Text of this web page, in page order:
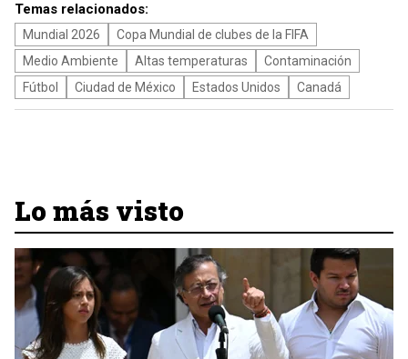
Temas relacionados:
Mundial 2026
Copa Mundial de clubes de la FIFA
Medio Ambiente
Altas temperaturas
Contaminación
Fútbol
Ciudad de México Estados Unidos Canadá
Lo más visto